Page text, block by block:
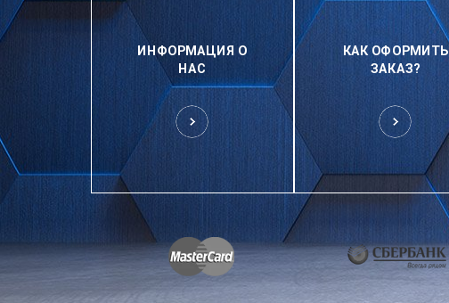
ИНФОРМАЦИЯ О
НАС
КАК ОФОРМИТЬ
ЗАКАЗ?